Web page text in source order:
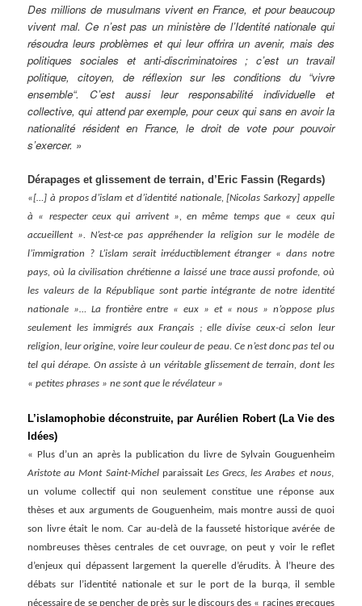
Desmillions de musulmans vivent en France, et pour beaucoup
vivent mal. Ce n’est pas un ministère de l’Identité nationale qui
résoudra leurs problèmes et qui leur offrira un avenir, mais des
politiques sociales et anti-discriminatoires ; c’est un travail
politique, citoyen, de réflexion sur les conditions du “vivre
ensemble“. C’est aussi leur responsabilité individuelle et
collective, qui attend par exemple, pour ceux qui sans en avoir la
nationalité résident en France, le droit de vote pour pouvoir
s’exercer. »
Dérapages et glissement de terrain, d’Eric Fassin (Regards)
«[…] à propos d’islam et d’identité nationale, [Nicolas Sarkozy] appelle
à « respecter ceux qui arrivent », en même temps que « ceux qui
accueillent ». N’est-ce pas appréhender la religion sur le modèle de
l’immigration ? L’islam serait irréductiblement étranger « dans notre
pays, où la civilisation chrétienne a laissé une trace aussi profonde, où
les valeurs de la République sont partie intégrante de notre identité
nationale »… La frontière entre « eux » et « nous » n’oppose plus
seulement les immigrés aux Français ; elle divise ceux-ci selon leur
religion, leur origine, voire leur couleur de peau. Ce n’est donc pas tel ou
tel qui dérape. On assiste à un véritable glissement de terrain, dont les
« petites phrases » ne sont que le révélateur »
L’islamophobie déconstruite, parAurélien Robert(La Vie des
Idées)
« Plus d’un an après la publication du livre de Sylvain Gouguenheim
Aristote au Mont Saint-Michel paraissait Les Grecs, les Arabes et nous,
un volume collectif qui non seulement constitue une réponse aux
thèses et aux arguments de Gouguenheim, mais montre aussi de quoi
son livre était le nom. Car au-delà de la fausseté historique avérée de
nombreuses thèses centrales de cet ouvrage, on peut y voir le reflet
d’enjeux qui dépassent largement la querelle d’érudits. À l’heure des
débats sur l’identité nationale et sur le port de la burqa, il semble
nécessaire de se pencher de près sur le discours des « racines grecques